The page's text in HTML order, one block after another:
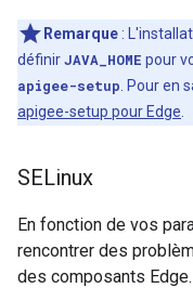
Remarque :
définirJAVA_HOME pour
apigee-setup . Pour en
apigee-setup pour Edge
SELinux
En fonction de vos
rencontrer des
des composants